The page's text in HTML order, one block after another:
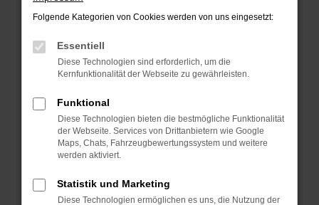
Prüfe deine Browsererweiterungen.
Manche Erweiterungen, wie Werbeblocker,
können das Laden bestimmter Seiten
verhindern. Funktioniert die Seite in einem
Fenster?
Starte dein Gerät neu.
Das kann manchmal helfen, vorübergehende
Probleme zu beheben.
Betriebssystem auf dem neuesten Stand
Folgende Kategorien von Cookies werden von uns eingesetzt:
Essentiell
Diese Technologien sind erforderlich, um die
Kernfunktionalität der Webseite zu gewährleisten.
Funktional
Diese Technologien bieten die bestmögliche Funktionalität
der Webseite. Services von Drittanbietern wie Google
Maps, Chats, Fahrzeugbewertungssystem und weitere
werden aktiviert.
Statistik und Marketing
Diese Technologien ermöglichen es uns, die Nutzung der